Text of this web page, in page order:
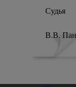
Судья
В.В.